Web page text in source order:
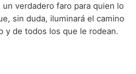
verdadero faro para quien lo
sin duda, iluminará el camino
y de todos los que le rodean.